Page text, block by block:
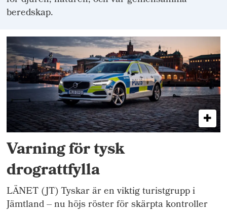
beredskap.
Varning för tysk
drograttfylla
LÄNET (JT) Tyskar är en viktig turistgrupp i
Jämtland – nu höjs röster för skärpta kontroller